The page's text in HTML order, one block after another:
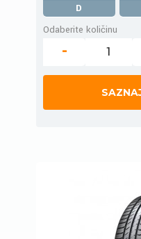
D
Odaberite količinu
-